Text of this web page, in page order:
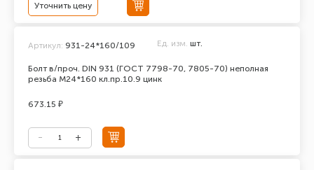
Уточнить цену
Болт в/проч. DIN 931 (ГОСТ 7798-70, 7805-70) неполная
резьба М24*160 кл.пр.10.9 цинк
Артикул: 931-24*160/109 Ед. изм. шт.
673.15 ₽